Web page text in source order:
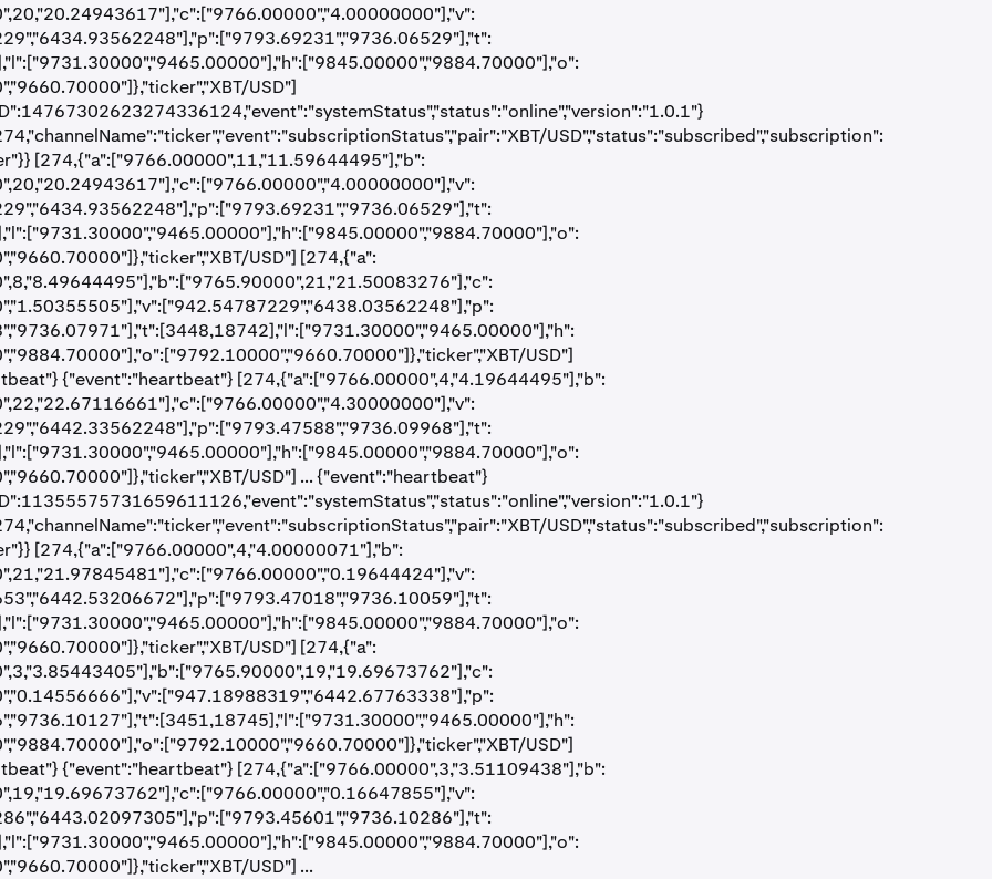
USD"]
USD","status":"subscribed","subscription":
[274,{"a":["9766.00000",11,"11.59644495"],"b":
USD"] [274,{"a":
USD"]
{"event":"heartbeat"} [274,{"a":["9766.00000",4,"4.19644495"],"b":
USD"] ... {"event":"heartbeat"}
USD","status":"subscribed","subscription":
[274,{"a":["9766.00000",4,"4.00000071"],"b":
USD"] [274,{"a":
USD"]
{"event":"heartbeat"} [274,{"a":["9766.00000",3,"3.51109438"],"b":
USD"] ...